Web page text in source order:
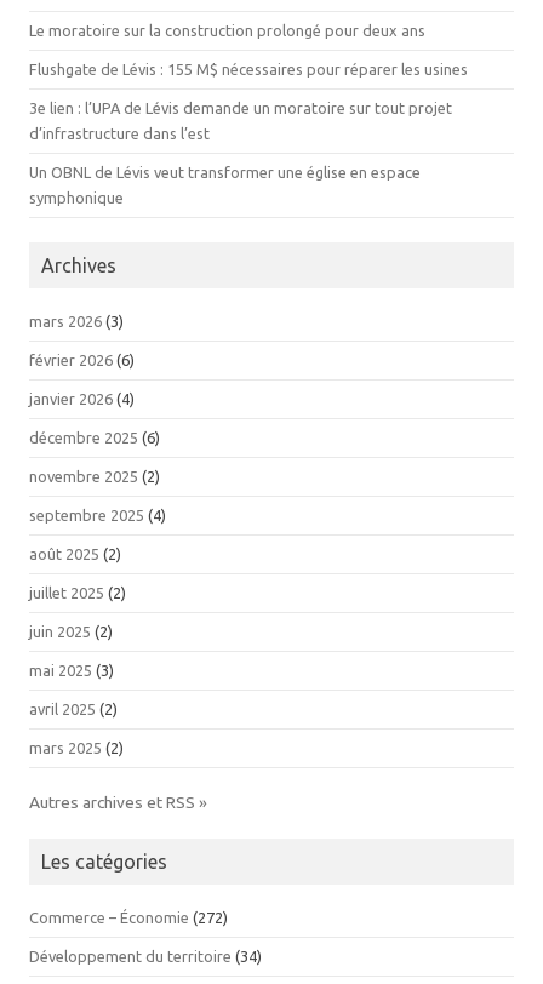
Le moratoire sur la construction prolongé pour deux ans
Flushgate de Lévis : 155 M$ nécessaires pour réparer les usines
3e lien : l’UPA de Lévis demande un moratoire sur tout projet
d’infrastructure dans l’est
Un OBNL de Lévis veut transformer une église en espace
symphonique
Archives
mars 2026 (3)
février 2026 (6)
janvier 2026 (4)
décembre 2025 (6)
novembre 2025 (2)
septembre 2025 (4)
août 2025 (2)
juillet 2025 (2)
juin 2025 (2)
mai 2025 (3)
avril 2025 (2)
mars 2025 (2)
Autres archives et RSS »
Les catégories
Commerce – Économie (272)
Développement du territoire (34)